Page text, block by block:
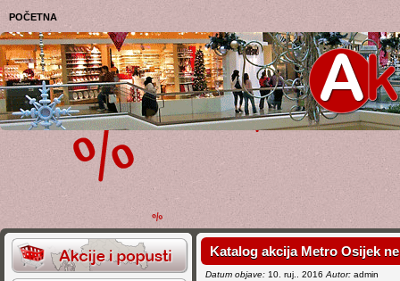
POČETNA
Katalog akcija Metro Osijek
Datum objave: 10. ruj.. 2016 Autor: admin